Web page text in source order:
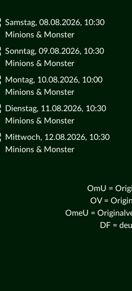
Samstag, 08.08.2026, 10:30
Minions & Monster
Sonntag, 09.08.2026, 10:30
Minions & Monster
Montag, 10.08.2026, 10:00
Minions & Monster
Dienstag, 11.08.2026, 10:30
Minions & Monster
Mittwoch, 12.08.2026, 10:30
Minions & Monster
OmU =
OV =
OmeU =
DF =